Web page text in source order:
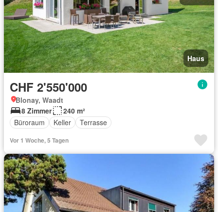
Haus
CHF 2'550'000
Blonay, Waadt
8 Zimmer
240 m²
Büroraum
Keller Terrasse
Vor 1 Woche, 5 Tagen